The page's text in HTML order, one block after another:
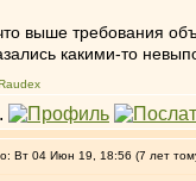
выше требования
какими-то
Вт 04 Июн 19, 18:56 (7 лет